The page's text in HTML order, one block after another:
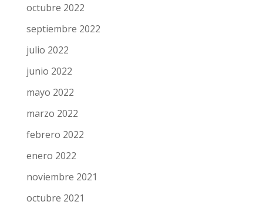
octubre 2022
septiembre 2022
julio 2022
junio 2022
mayo 2022
marzo 2022
febrero 2022
enero 2022
noviembre 2021
octubre 2021